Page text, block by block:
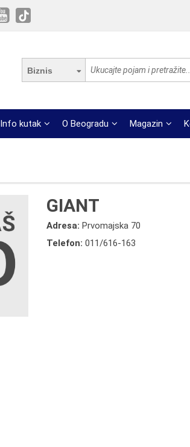
Biznis
Info kutak O Beogradu Magazin
GIANT
Adresa:Prvomajska 70
Telefon:011/616-163